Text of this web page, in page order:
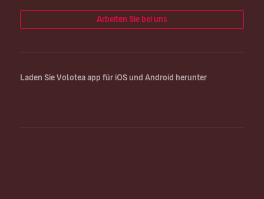
Arbeiten Sie bei uns
Laden Sie Volotea app für iOS und Android herunter